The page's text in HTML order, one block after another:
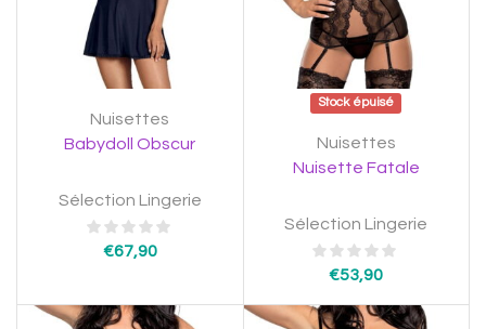
Nuisettes
Babydoll Obscur
Sélection Lingerie
€67,90
Stock épuisé
Nuisettes
Nuisette Fatale
Sélection Lingerie
€53,90